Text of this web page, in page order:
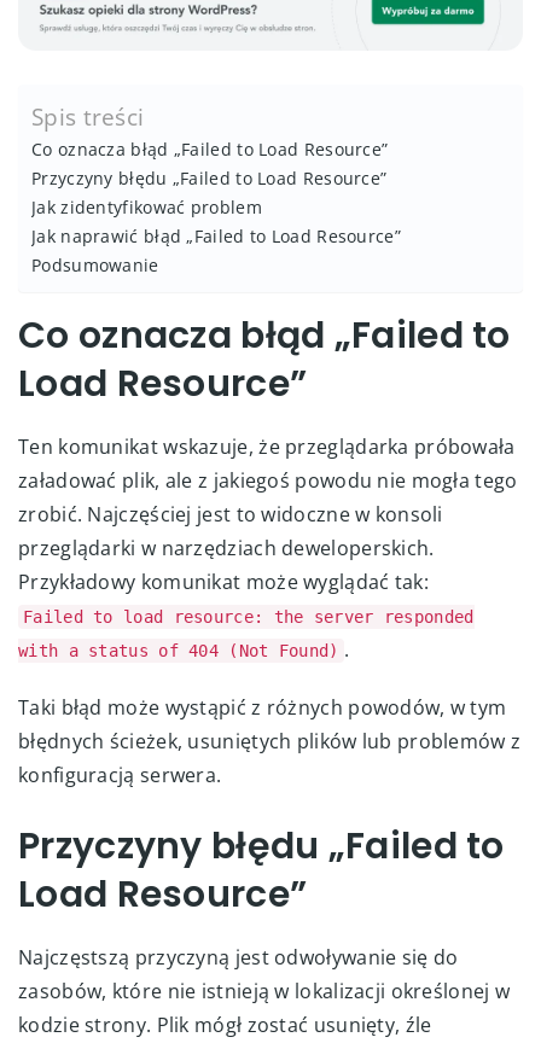
Spis treści
Co oznacza błąd „Failed to Load Resource”
Przyczyny błędu „Failed to Load Resource”
Jak zidentyfikować problem
Jak naprawić błąd „Failed to Load Resource”
Podsumowanie
Co oznacza błąd „Failed to
Load Resource”
Ten komunikat wskazuje, że przeglądarka próbowała
załadować plik, ale z jakiegoś powodu nie mogła tego
zrobić. Najczęściej jest to widoczne w konsoli
przeglądarki w narzędziach deweloperskich.
Przykładowy komunikat może wyglądać tak:
Failed to load resource: the server responded
with a status of 404 (Not Found) .
Taki błąd może wystąpić z różnych powodów, w tym
błędnych ścieżek, usuniętych plików lub problemów z
konfiguracją serwera.
Przyczyny błędu „Failed to
Load Resource”
Najczęstszą przyczyną jest odwoływanie się do
zasobów, które nie istnieją w lokalizacji określonej w
kodzie strony. Plik mógł zostać usunięty, źle